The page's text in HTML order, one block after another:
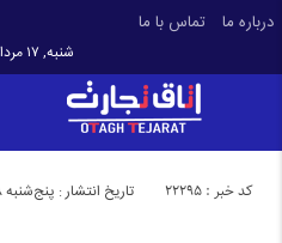
درباره ما تماس با ما
شنبه, ۱۷ مرداد , ۱۴۰۵
تاریخ انتشار : پنج‌شنبه 8 آگوست 2024 - 16:00 کد خبر : 22295